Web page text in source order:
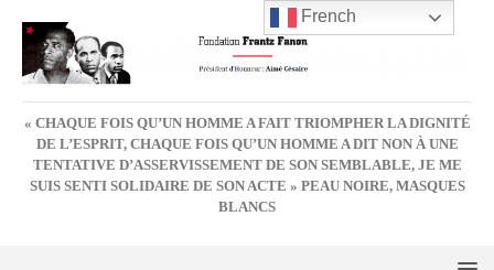
« CHAQUE FOIS QU’UN HOMME A FAIT TRIOMPHER LA DIGNITÉ
DE L’ESPRIT, CHAQUE FOIS QU’UN HOMME A DIT NON À UNE
TENTATIVE D’ASSERVISSEMENT DE SON SEMBLABLE, JE ME
SUIS SENTI SOLIDAIRE DE SON ACTE » PEAU NOIRE, MASQUES
BLANCS
French